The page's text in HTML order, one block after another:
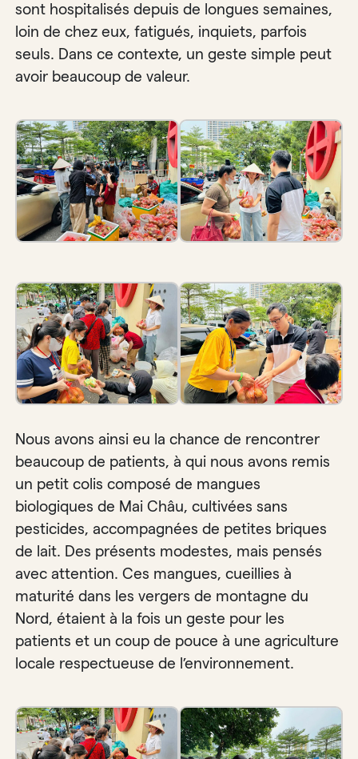
sont hospitalisés depuis de longues semaines,
loin de chez eux, fatigués, inquiets, parfois
seuls. Dans ce contexte, un geste simple peut
avoir beaucoup de valeur.
Nous avons ainsi eu la chance de rencontrer
beaucoup de patients, à qui nous avons remis
un petit colis composé de mangues
biologiques de Mai Châu, cultivées sans
pesticides, accompagnées de petites briques
de lait. Des présents modestes, mais pensés
avec attention. Ces mangues, cueillies à
maturité dans les vergers de montagne du
Nord, étaient à la fois un geste pour les
patients et un coup de pouce à une agriculture
locale respectueuse de l’environnement.